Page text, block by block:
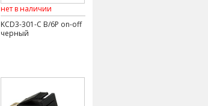
нет в наличии
KCD3-301-C B/6P on-off
черный